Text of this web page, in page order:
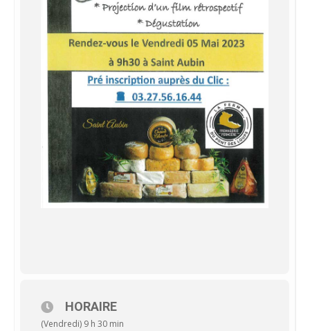
HORAIRE
(Vendredi) 9 h 30 min